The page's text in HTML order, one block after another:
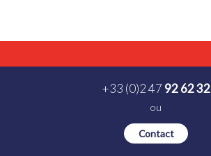
+33 (0)2 47 92 62 32
ou
Contact